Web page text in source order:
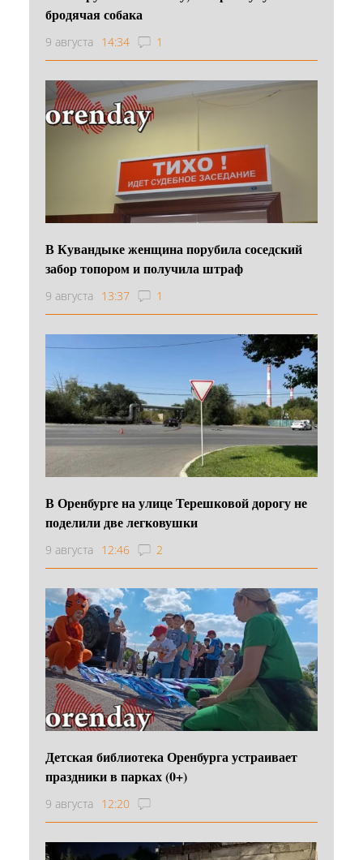
бродячая собака
9 августа 14:34 1
В Кувандыке женщина порубила соседский
забор топором и получила штраф
9 августа 13:37 1
В Оренбурге на улице Терешковой дорогу не
поделили две легковушки
9 августа 12:46 2
Детская библиотека Оренбурга устраивает
праздники в парках (0+)
9 августа 12:20